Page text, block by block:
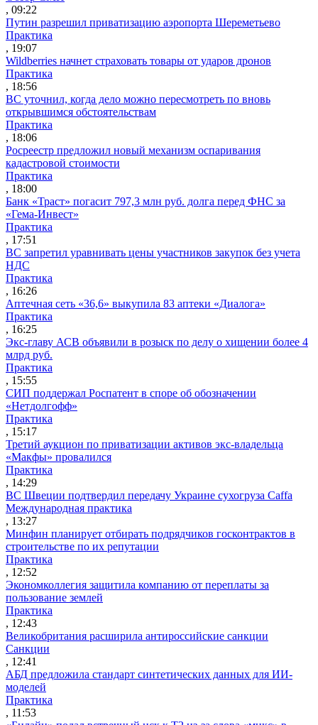
, 09:22
Путин разрешил приватизацию аэропорта Шереметьево
Практика
, 19:07
Wildberries начнет страховать товары от ударов дронов
Практика
, 18:56
ВС уточнил, когда дело можно пересмотреть по вновь
открывшимся обстоятельствам
Практика
, 18:06
Росреестр предложил новый механизм оспаривания
кадастровой стоимости
Практика
, 18:00
Банк «Траст» погасит 797,3 млн руб. долга перед ФНС за
«Гема-Инвест»
Практика
, 17:51
ВС запретил уравнивать цены участников закупок без учета
НДС
Практика
, 16:26
Аптечная сеть «36,6» выкупила 83 аптеки «Диалога»
Практика
, 16:25
Экс-главу АСВ объявили в розыск по делу о хищении более 4
млрд руб.
Практика
, 15:55
СИП поддержал Роспатент в споре об обозначении
«Нетдолгофф»
Практика
, 15:17
Третий аукцион по приватизации активов экс-владельца
«Макфы» провалился
Практика
, 14:29
ВС Швеции подтвердил передачу Украине сухогруза Caffa
Международная практика
, 13:27
Минфин планирует отбирать подрядчиков госконтрактов в
строительстве по их репутации
Практика
, 12:52
Экономколлегия защитила компанию от переплаты за
пользование землей
Практика
, 12:43
Великобритания расширила антироссийские санкции
Санкции
, 12:41
АБД предложила стандарт синтетических данных для ИИ-
моделей
Практика
, 11:53